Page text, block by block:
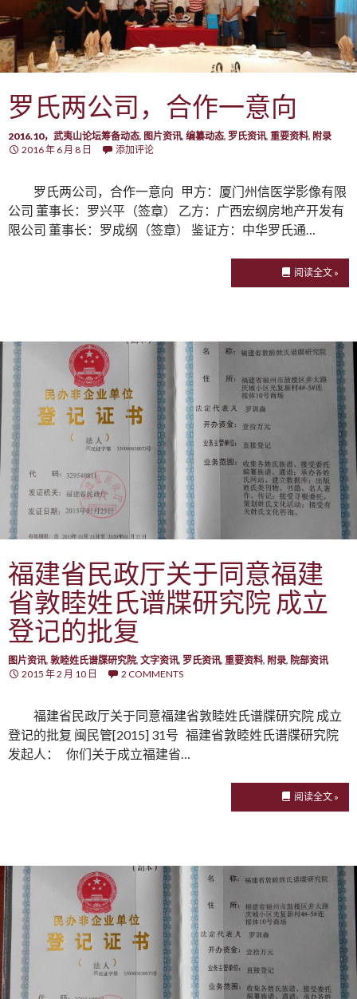
罗氏两公司，合作一意向
2016.10，武夷山论坛筹备动态, 图片资讯, 编纂动态, 罗氏资讯, 重要资料, 附录
2016 年 6 月 8 日
添加评论
罗氏两公司，合作一意向 甲方：厦门州信医学影像有限
公司 董事长：罗兴平（签章） 乙方：广西宏纲房地产开发有
限公司 董事长：罗成纲（签章） 鉴证方：中华罗氏通…
阅读全文 »
福建省民政厅关于同意福建
省敦睦姓氏谱牒研究院 成立
登记的批复
图片资讯, 敦睦姓氏谱牒研究院, 文字资讯, 罗氏资讯, 重要资料, 附录, 院部资讯
2015 年 2 月 10 日
2 COMMENTS
福建省民政厅关于同意福建省敦睦姓氏谱牒研究院 成立
登记的批复 闽民管[2015] 31号 福建省敦睦姓氏谱牒研究院
发起人： 你们关于成立福建省…
阅读全文 »